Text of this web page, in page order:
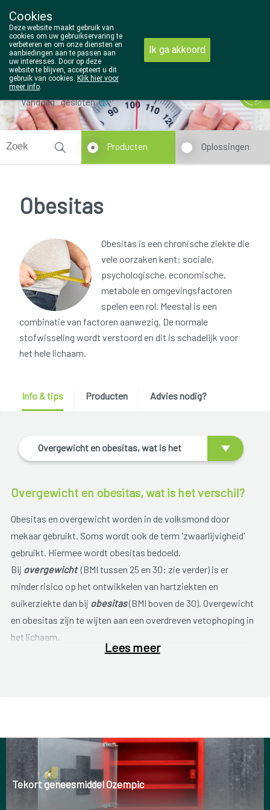
014/810298
Vandaag gesloten
Producten Oplossingen
Obesitas
Obesitas is een chronische ziekte die
vele oorzaken kent: sociale,
psychologische, economische,
metabole en omgevingsfactoren
spelen een rol. Meestal is een
combinatie van factoren aanwezig. De normale
stofwisseling wordt verstoord en dit is schadelijk voor
het hele lichaam.
Info & tips Producten Advies nodig?
Overgewicht en obesitas, wat is het
Overgewicht en obesitas, wat is het verschil?
Obesitas en overgewicht worden in de volksmond door
mekaar gebruikt. Soms wordt ook de term 'zwaarlijvigheid'
gebruikt. Hiermee wordt obesitas bedoeld.
Bij overgewicht(BMI tussen 25 en 30: zie verder) is er
minder risico op het ontwikkelen van hartziekten en
suikerziekte dan bij obesitas(BMI boven de 30). Overgewicht
en obesitas zijn te wijten aan een overdreven vetophoping in
het lichaam.
werking van vele organen verstoord wordt. Het aantal
mensen met obesitas is de laatste 20 jaar zo sterk
toegenomen, dat de Wereld Gezondheidsorganisatie (WHO)
zelfs spreekt van een epidemie. Hoewel zwaarlijvigheid voor
Lees meer
Tekort geneesmiddel Ozempic
Cookies
Deze website maakt gebruik van
cookies om uw gebruikservaring te
verbeteren en om onze diensten en
aanbiedingen aan te passen aan
uw interesses. Door op deze
website te blijven, accepteert u dit
gebruik van cookies. Klik hier voor
meer info.
Ik ga akkoord